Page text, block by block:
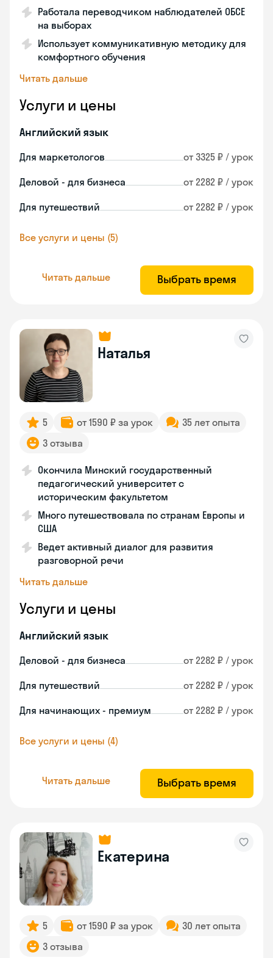
Работала переводчиком наблюдателей ОБСЕ
на выборах
Использует коммуникативную методику для
комфортного обучения
Читать дальше
Услуги и цены
Английский язык
Для маркетологов от 3325 ₽ / урок
Деловой - для бизнеса от 2282 ₽ / урок
Для путешествий от 2282 ₽ / урок
Все услуги и цены (5)
Читать дальше Выбрать время
Наталья
5 от 1590 ₽ за урок
35 лет опыта
3 отзыва
Окончила Минский государственный
педагогический университет с
историческим факультетом
Много путешествовала по странам Европы и
США
Ведет активный диалог для развития
разговорной речи
Читать дальше
Услуги и цены
Английский язык
Деловой - для бизнеса от 2282 ₽ / урок
Для путешествий от 2282 ₽ / урок
Для начинающих - премиум от 2282 ₽ / урок
Все услуги и цены (4)
Читать дальше Выбрать время
Екатерина
5 от 1590 ₽ за урок
30 лет опыта
3 отзыва